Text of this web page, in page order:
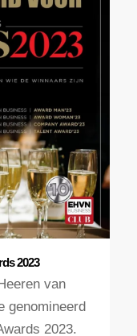
2023
van
genomineerd
2023.